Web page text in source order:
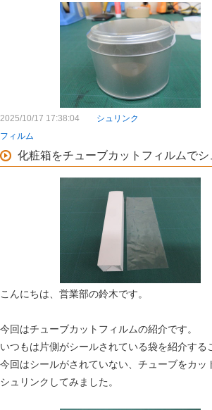
2025/10/17 17:38:04 シュリンク
フィルム
化粧箱をチューブカットフィルムでシ
こんにちは、営業部の鈴木です。
今回はチューブカットフィルムの紹介です。
いつもは片側がシールされている袋を紹介する
今回はシールがされていない、チューブをカッ
シュリンクしてみました。